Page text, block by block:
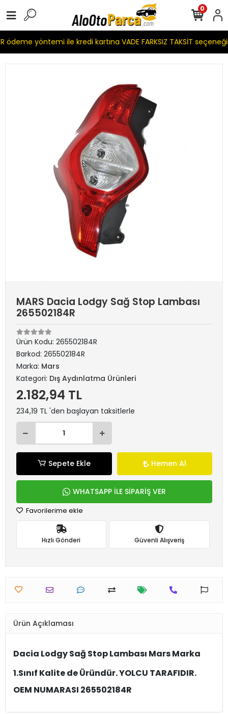
ödeme yöntemi ile kredi kartına VADE FARKSIZ TAKSİT
0
MARS Dacia Lodgy Sağ Stop Lambası
265502184R
Ürün Kodu: 265502184R
Barkod: 265502184R
Marka: Mars
Kategori: Dış Aydınlatma Ürünleri
2.182,94 TL
234,19 TL 'den başlayan taksitlerle
Sepete Ekle Hemen Al
WHATSAPP İLE SİPARİŞ VER
Favorilerime ekle
Hızlı Gönderi Güvenli Alışveriş
Ürün Açıklaması
Dacia Lodgy Sağ Stop Lambası Mars Marka
1.Sınıf Kalite de Üründür. YOLCU TARAFIDIR.
OEM NUMARASI 265502184R